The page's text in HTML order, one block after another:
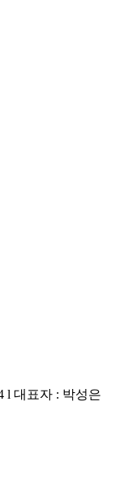
l 대표자 : 박성은